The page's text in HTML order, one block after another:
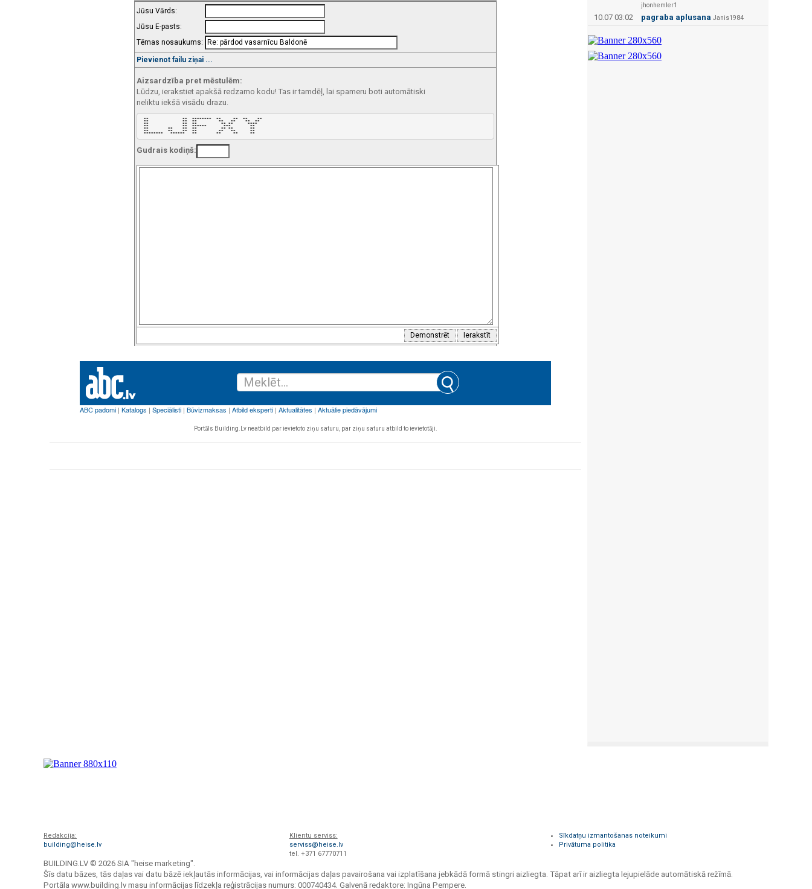
Jūsu Vārds:
Jūsu E-pasts:
Tēmas nosaukums:
Pievienot failu ziņai ...
Aizsardzība pret mēstulēm:
Lūdzu, ierakstiet apakšā redzamo kodu! Tas ir tamdēļ, lai spameru boti automātiski
neliktu iekšā visādu drazu.
**              **  ********  **     **  **    **
**              **  **         **   **    **  **
**              **  **          ** **      ****
**              **  ******       ***        **
**        **    **  **          ** **       **
**        **    **  **         **   **      **
********   ******   **        **     **     **
Gudrais kodiņš:
Portāls Building.Lv neatbild par ievietoto ziņu saturu, par ziņu saturu atbild to ievietotāji.
jhonhemler1
10.07 03:02 pagraba aplusana Janis1984
Redakcija:
building@heise.lv
Klientu serviss:
serviss@heise.lv
tel. +371 67770711
Sīkdatņu izmantošanas noteikumi
Privātuma politika
BUILDING.LV © 2026 SIA "heise marketing".
Šīs datu bāzes, tās daļas vai datu bāzē iekļautās informācijas, vai informācijas daļas pavairošana vai izplatīšana jebkādā formā stingri aizliegta. Tāpat arī ir aizliegta lejupielāde automātiskā režīmā.
Portāla www.building.lv masu informācijas līdzekļa reģistrācijas numurs: 000740434. Galvenā redaktore: Ingūna Pempere.